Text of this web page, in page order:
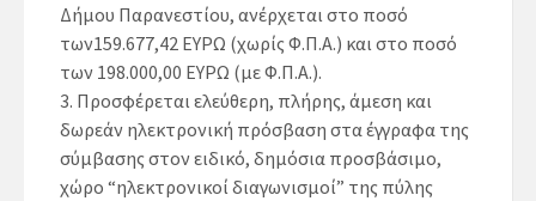
Δήμου Παρανεστίου, ανέρχεται στο ποσό
των159.677,42 ΕΥΡΩ (χωρίς Φ.Π.Α.) και στο ποσό
των 198.000,00 ΕΥΡΩ (με Φ.Π.Α.).
3. Προσφέρεται ελεύθερη, πλήρης, άμεση και
δωρεάν ηλεκτρονική πρόσβαση στα έγγραφα της
σύμβασης στον ειδικό, δημόσια προσβάσιμο,
χώρο “ηλεκτρονικοί διαγωνισμοί” της πύλης